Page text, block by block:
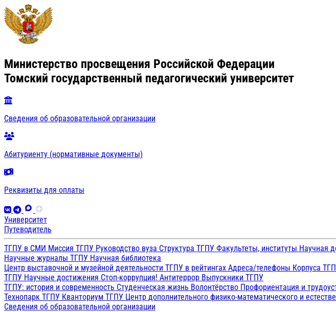
Министерство просвещения Российской Федерации
Томский государственный педагогический университет
Сведения об образовательной организации
Абитуриенту (нормативные документы)
Реквизиты для оплаты
Университет
Путеводитель
ТГПУ в СМИ Миссия ТГПУ Руководство вуза Структура ТГПУ Факультеты, институты Научная
Научные журналы ТГПУ Научная библиотека
Центр выставочной и музейной деятельности ТГПУ в рейтингах Адреса/телефоны Корпуса
ТГПУ Научные достижения Стоп-коррупция! Антитеррор Выпускники ТГПУ
ТГПУ: история и современность Студенческая жизнь Волонтёрство Профориентация и
Технопарк ТГПУ Кванториум ТГПУ Центр дополнительного физико-математического и
Сведения об образовательной организации